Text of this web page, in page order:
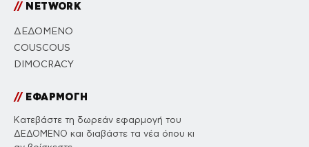
//NETWORK
ΔΕΔΟΜΕΝΟ
COUSCOUS
DIMOCRACY
//ΕΦΑΡΜΟΓΗ
Κατεβάστε τη δωρεάν εφαρμογή του
ΔΕΔΟΜΕΝΟ και διαβάστε τα νέα όπου κι